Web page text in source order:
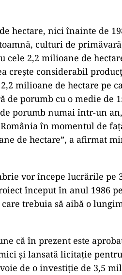
hectare, nici înainte de
culturi de
cele 2,2 milioane de
creşte considerabil
milioane de hectare pe
porumb cu o medie de
porumb numai într-un
în momentul de
de hectare”, a afirmat
vor începe lucrările pe
început în anul 1986
trebuia să aibă o
că în prezent este
şi lansată licitaţie
de o investiţie de 3,5